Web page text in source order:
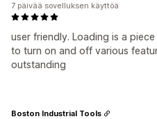
user friendly. Loading is a
to turn on and off various
outstanding
7 päivää sovelluksen käyttöä
Boston Industrial Tools